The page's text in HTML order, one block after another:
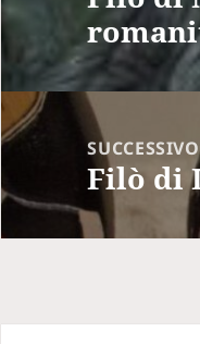
SUCCESSIVO
Articolo
successivo:
Filò di